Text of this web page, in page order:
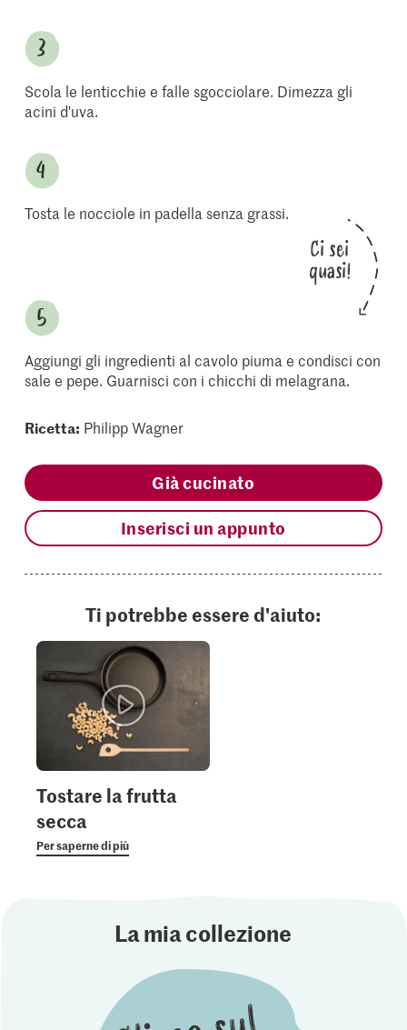
Scola le lenticchie e falle sgocciolare. Dimezza gli
acini d'uva.
Tosta le nocciole in padella senza grassi.
Ci sei
quasi!
Aggiungi gli ingredienti al cavolo piuma e condisci con
sale e pepe. Guarnisci con i chicchi di melagrana.
Ricetta: Philipp Wagner
Già cucinato
Inserisci un appunto
Ti potrebbe essere d'aiuto:
Tostare la frutta
secca
Per saperne di più
La mia collezione